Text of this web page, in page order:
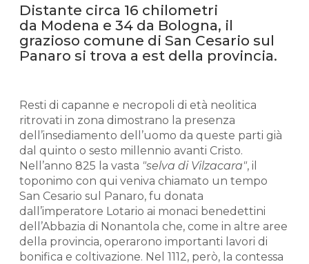
Distante circa 16 chilometri
da Modena e 34 da Bologna, il
grazioso comune di San Cesario sul
Panaro si trova a est della provincia.
Resti di capanne e necropoli di età neolitica
ritrovati in zona dimostrano la presenza
dell’insediamento dell’uomo da queste parti già
dal quinto o sesto millennio avanti Cristo.
Nell’anno 825 la vasta "selva di Vilzacara", il
toponimo con qui veniva chiamato un tempo
San Cesario sul Panaro, fu donata
dall’imperatore Lotario ai monaci benedettini
dell’Abbazia di Nonantola che, come in altre aree
della provincia, operarono importanti lavori di
bonifica e coltivazione. Nel 1112, però, la contessa